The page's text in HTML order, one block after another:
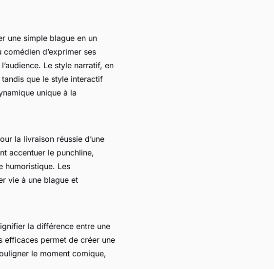
une simple blague en un
d’exprimer ses
Le style narratif, en
que le style interactif
unique à la
la livraison réussie d’une
accentuer le punchline,
humoristique. Les
vie à une blague et
la différence entre une
efficaces permet de créer une
le moment comique,